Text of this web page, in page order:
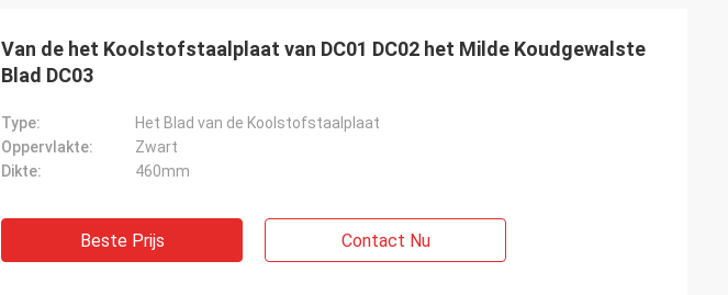
Van de het Koolstofstaalplaat van DC01 DC02 het Milde Koudgewalste
Blad DC03
Type:
Het Blad van de Koolstofstaalplaat
Oppervlakte:
Zwart
Dikte:
460mm
Beste Prijs Contact Nu